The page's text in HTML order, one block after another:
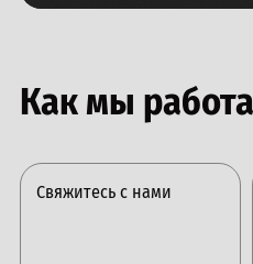
Как мы
Свяжитесь с нами